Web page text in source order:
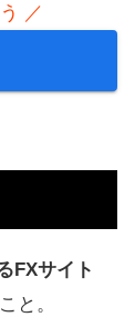
／
FXサイト
と。